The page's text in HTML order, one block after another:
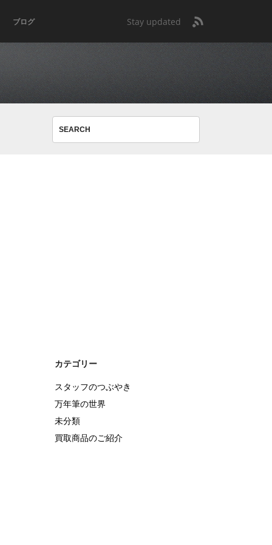
ブログ Stay updated
カテゴリー
スタッフのつぶやき
万年筆の世界
未分類
買取商品のご紹介